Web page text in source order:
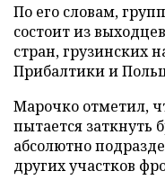
По его словам,
состоит из
стран, грузинских
Прибалтики и
Марочко отметил,
пытается
абсолютно
других участков